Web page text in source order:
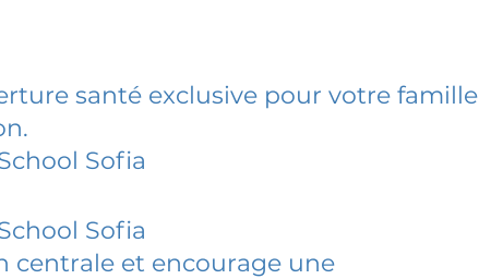
santé exclusive pour votre famille
Sofia
Sofia
centrale et encourage une